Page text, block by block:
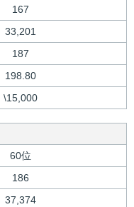
167
33,201
187
198.80
\15,000
60位
186
37,374